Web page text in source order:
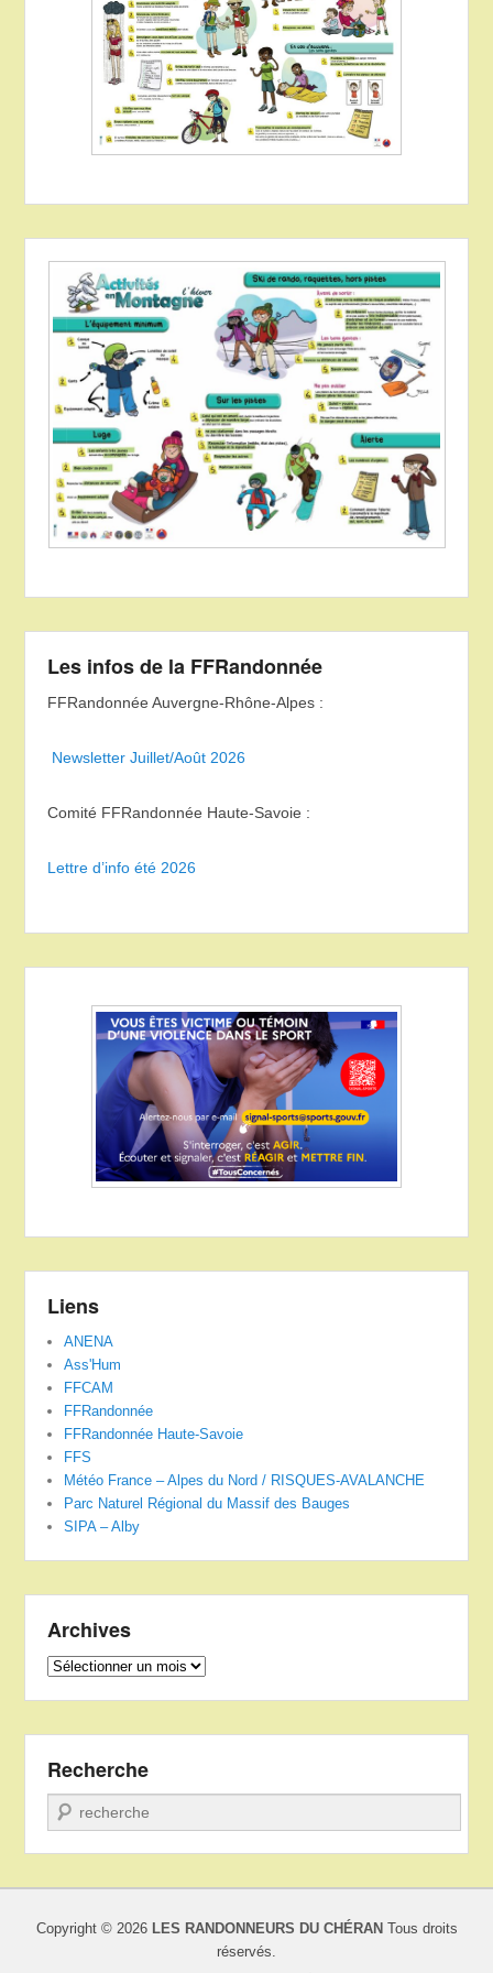
Les infos de la FFRandonnée
FFRandonnée Auvergne-Rhône-Alpes :
Newsletter Juillet/Août 2026
Comité FFRandonnée Haute-Savoie :
Lettre d’info été 2026
Liens
ANENA
Ass'Hum
FFCAM
FFRandonnée
FFRandonnée Haute-Savoie
FFS
Météo France – Alpes du Nord / RISQUES-AVALANCHE
Parc Naturel Régional du Massif des Bauges
SIPA – Alby
Archives
Archives
Recherche
Recherche
Copyright © 2026 LES RANDONNEURS DU CHÉRAN Tous droits
réservés.